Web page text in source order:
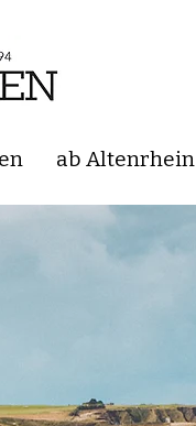
ab Altenrhein